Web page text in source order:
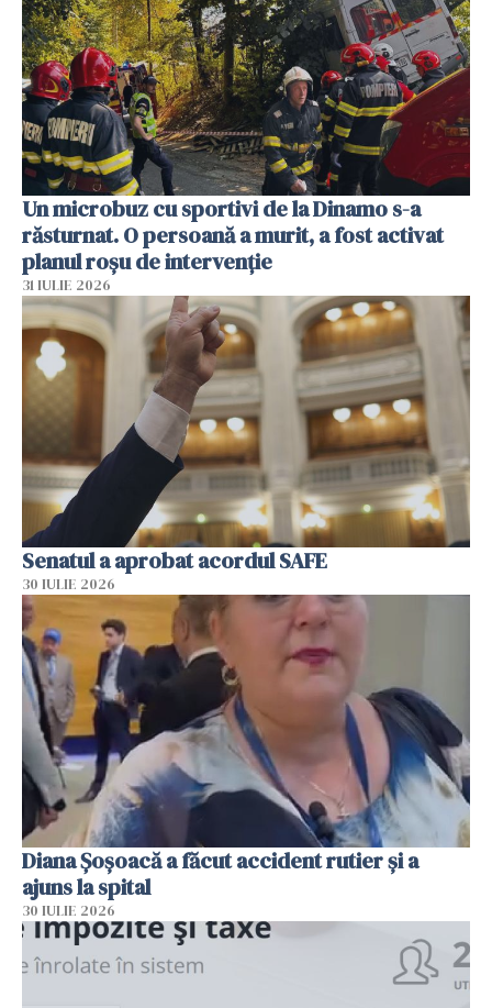
Un microbuz cu sportivi de la Dinamo s-a
răsturnat. O persoană a murit, a fost activat
planul roșu de intervenție
31 IULIE 2026
Senatul a aprobat acordul SAFE
30 IULIE 2026
Diana Șoșoacă a făcut accident rutier și a
ajuns la spital
30 IULIE 2026